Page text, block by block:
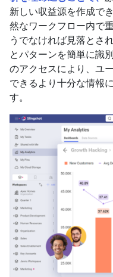
新しい収益源を作成で
然なワークフロー内で
うでなければ見落とさ
とパターンを簡単に識
のアクセスにより、ユ
できるより十分な情報
す。